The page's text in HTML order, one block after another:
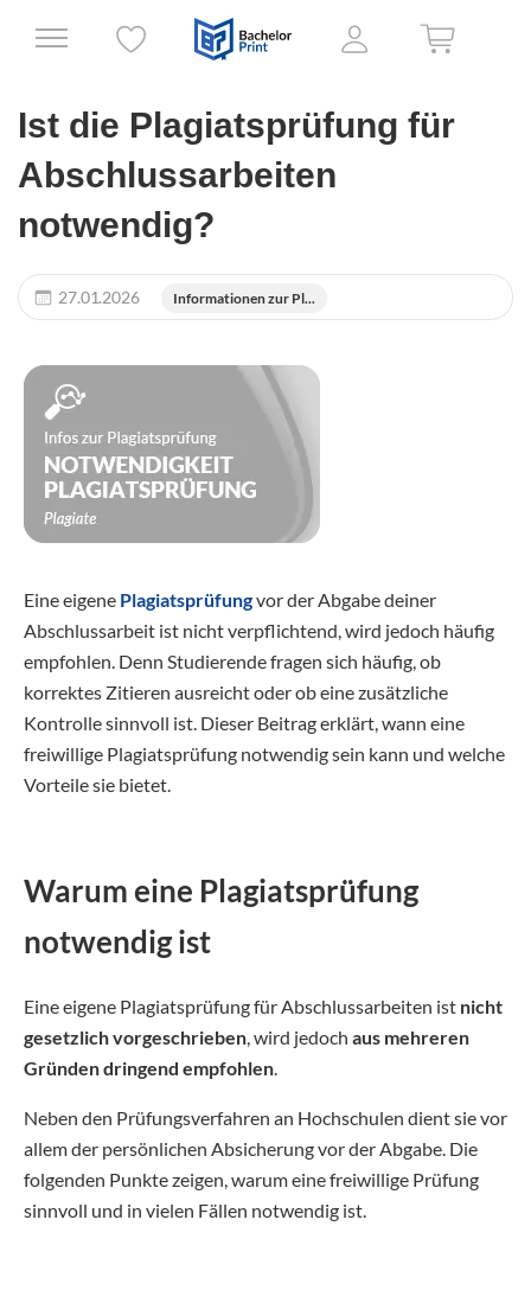
Ist die Plagiatsprüfung für
Abschlussarbeiten
notwendig?
27.01.2026 Informationen zur Pl...
Eine eigene Plagiatsprüfungvor der Abgabe deiner
Abschlussarbeit ist nicht verpflichtend, wird jedoch häufig
empfohlen. Denn Studierende fragen sich häufig, ob
korrektes Zitieren ausreicht oder ob eine zusätzliche
Kontrolle sinnvoll ist. Dieser Beitrag erklärt, wann eine
freiwillige Plagiatsprüfung notwendig sein kann und welche
Vorteile sie bietet.
Warum eine Plagiatsprüfung
notwendig ist
Eine eigene Plagiatsprüfung für Abschlussarbeiten ist nicht
gesetzlich vorgeschrieben, wird jedoch aus mehreren
Gründen dringend empfohlen.
Neben den Prüfungsverfahren an Hochschulen dient sie vor
allem der persönlichen Absicherung vor der Abgabe. Die
folgenden Punkte zeigen, warum eine freiwillige Prüfung
sinnvoll und in vielen Fällen notwendig ist.